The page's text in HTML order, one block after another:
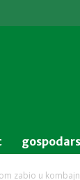
zabio u kombajn